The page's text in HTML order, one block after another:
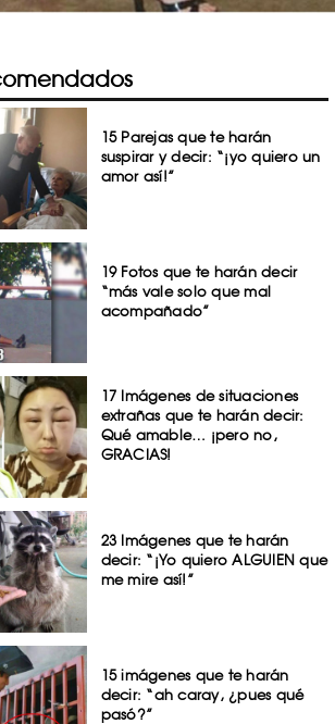
15 Parejas que te harán
suspirar y decir: “¡yo quiero un
amor así!”
19 Fotos que te harán decir
“más vale solo que mal
acompañado”
17 Imágenes de situaciones
extrañas que te harán decir:
Qué amable… ¡pero no,
GRACIAS!
23 Imágenes que te harán
decir: “¡Yo quiero ALGUIEN que
me mire así!”
15 imágenes que te harán
decir: “ah caray, ¿pues qué
pasó?”